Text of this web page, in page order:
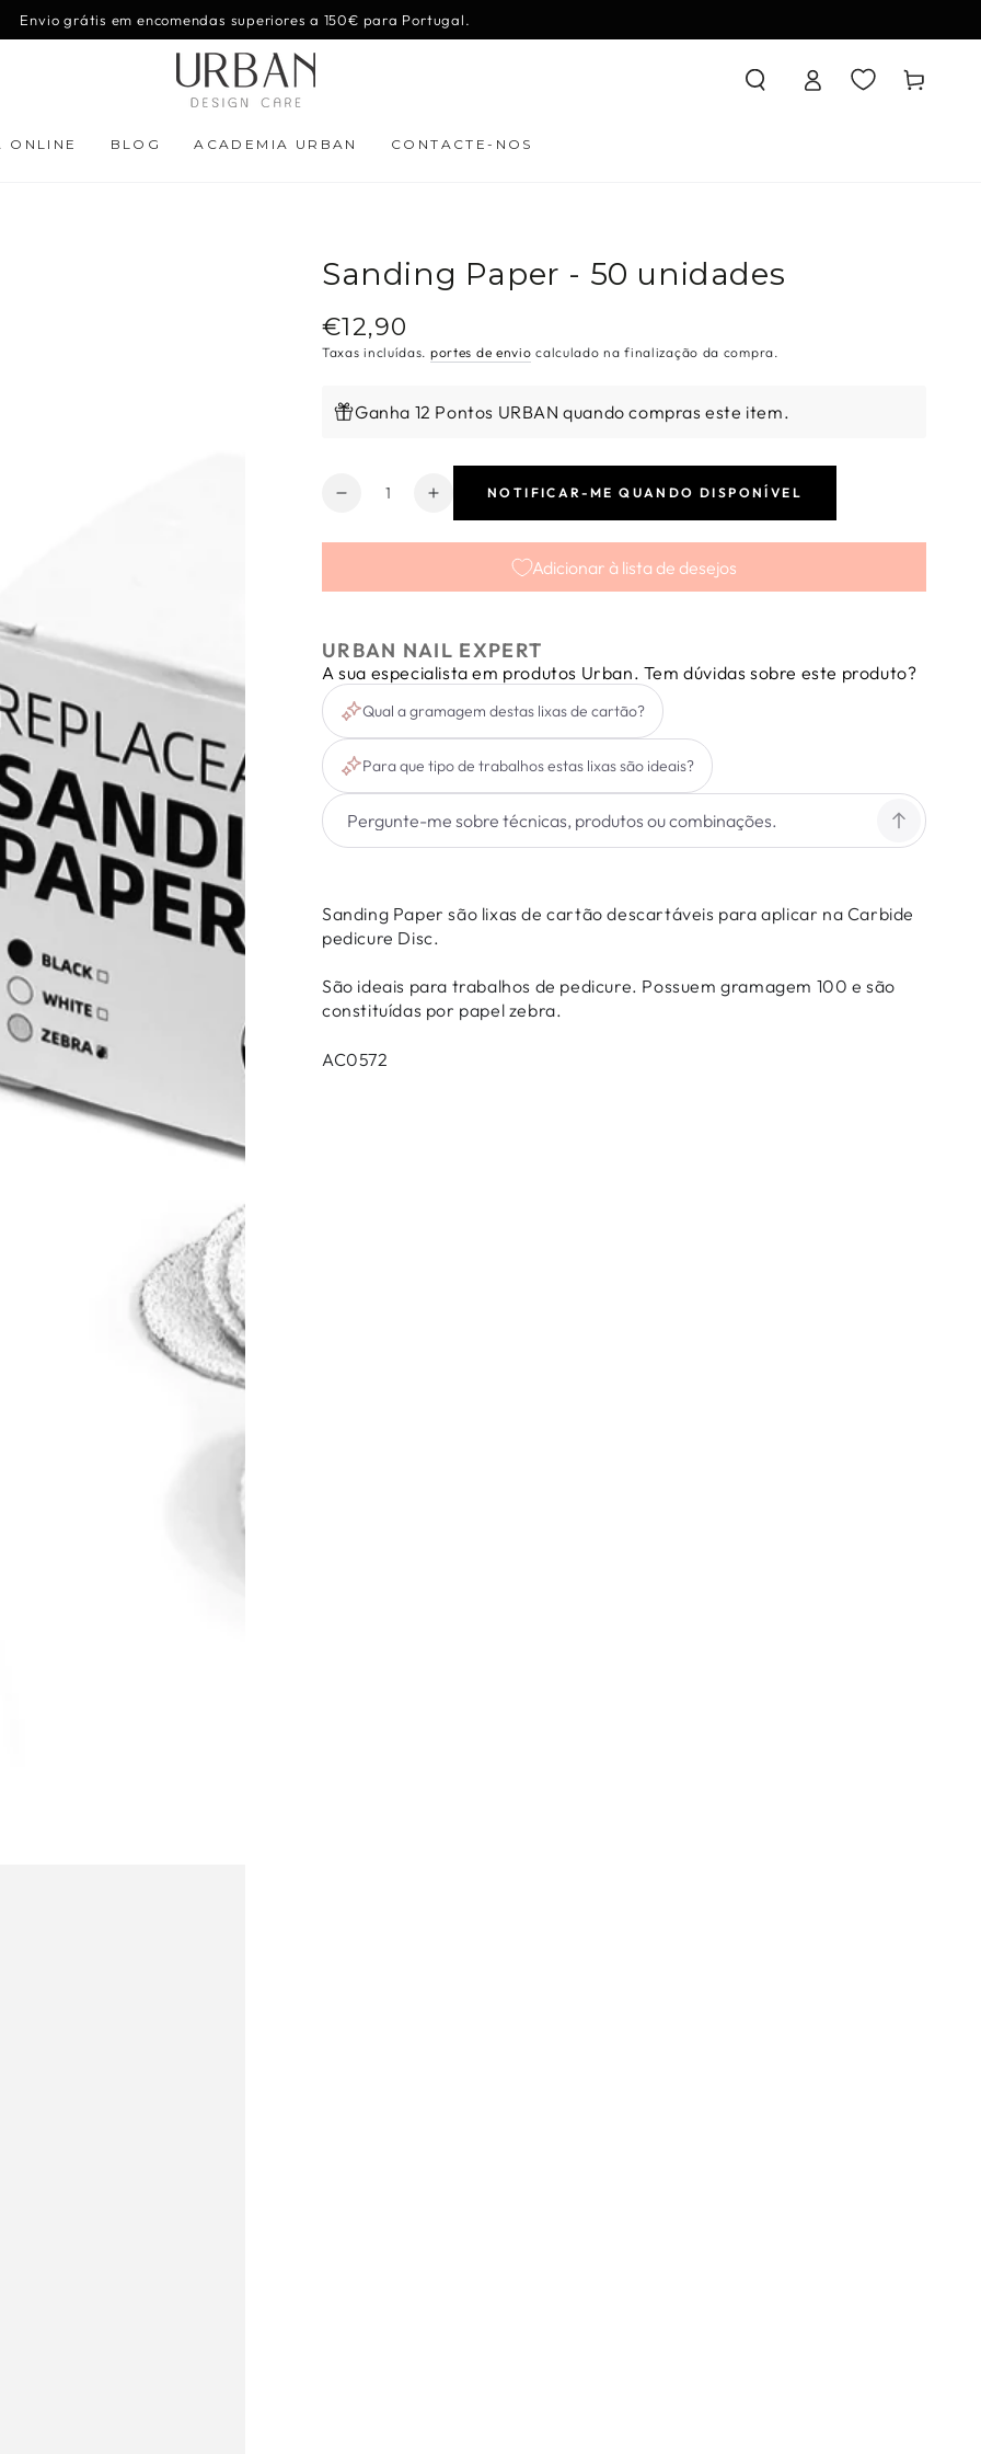
Envio grátis em encomendas superiores a 150€ para Portugal.
ONLINE BLOG ACADEMIA URBAN CONTACTE-NOS
sessão
Carrinho
Sanding Paper - 50 unidades
Preço
regular
€12,90
Taxas incluídas. portes de envio calculado na finalização da compra.
Ganha 12 Pontos URBAN quando compras este item.
Quantidade
Diminuir
quantidade
Sanding
-
50
unidades
Aumentar
quantidade
Sanding
-
50
unidades
NOTIFICAR-ME QUANDO DISPONÍVEL
Adicionar à lista de desejos
URBAN NAIL EXPERT
A sua especialista em produtos Urban. Tem dúvidas sobre este produto?
Qual a gramagem destas lixas de cartão?
Para que tipo de trabalhos estas lixas são ideais?
Sanding Paper são lixas de cartão descartáveis para aplicar na Carbide
pedicure Disc.
São ideais para trabalhos de pedicure. Possuem gramagem 100 e são
constituídas por papel zebra.
AC0572